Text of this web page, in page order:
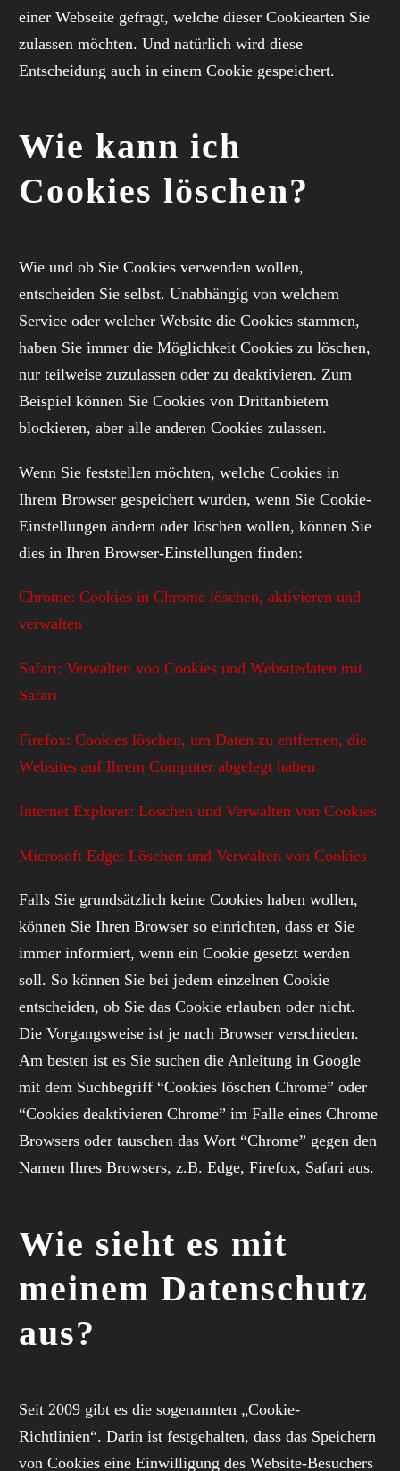
einer Webseite gefragt, welche dieser Cookiearten Sie
zulassen möchten. Und natürlich wird diese
Entscheidung auch in einem Cookie gespeichert.
Wie kann ich
Cookies löschen?
Wie und ob Sie Cookies verwenden wollen,
entscheiden Sie selbst. Unabhängig von welchem
Service oder welcher Website die Cookies stammen,
haben Sie immer die Möglichkeit Cookies zu löschen,
nur teilweise zuzulassen oder zu deaktivieren. Zum
Beispiel können Sie Cookies von Drittanbietern
blockieren, aber alle anderen Cookies zulassen.
Wenn Sie feststellen möchten, welche Cookies in
Ihrem Browser gespeichert wurden, wenn Sie Cookie-
Einstellungen ändern oder löschen wollen, können Sie
dies in Ihren Browser-Einstellungen finden:
Chrome: Cookies in Chrome löschen, aktivieren und
verwalten
Safari: Verwalten von Cookies und Websitedaten mit
Safari
Firefox: Cookies löschen, um Daten zu entfernen, die
Websites auf Ihrem Computer abgelegt haben
Internet Explorer: Löschen und Verwalten von Cookies
Microsoft Edge: Löschen und Verwalten von Cookies
Falls Sie grundsätzlich keine Cookies haben wollen,
können Sie Ihren Browser so einrichten, dass er Sie
immer informiert, wenn ein Cookie gesetzt werden
soll. So können Sie bei jedem einzelnen Cookie
entscheiden, ob Sie das Cookie erlauben oder nicht.
Die Vorgangsweise ist je nach Browser verschieden.
Am besten ist es Sie suchen die Anleitung in Google
mit dem Suchbegriff “Cookies löschen Chrome” oder
“Cookies deaktivieren Chrome” im Falle eines Chrome
Browsers oder tauschen das Wort “Chrome” gegen den
Namen Ihres Browsers, z.B. Edge, Firefox, Safari aus.
Wie sieht es mit
meinem Datenschutz
aus?
Seit 2009 gibt es die sogenannten „Cookie-
Richtlinien“. Darin ist festgehalten, dass das Speichern
von Cookies eine Einwilligung des Website-Besuchers